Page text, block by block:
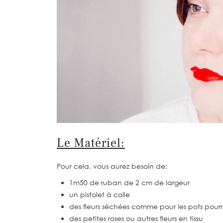
Le Matériel:
Pour cela, vous aurez besoin de:
1m50 de ruban de 2 cm de largeur
un pistolet à colle
des fleurs séchées comme pour les pots
des petites roses ou autres fleurs en tissu